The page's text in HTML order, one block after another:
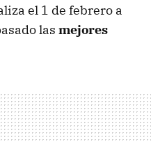
el 1 de febrero a
las mejores